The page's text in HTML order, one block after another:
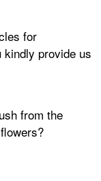
for
kindly provide us
from the